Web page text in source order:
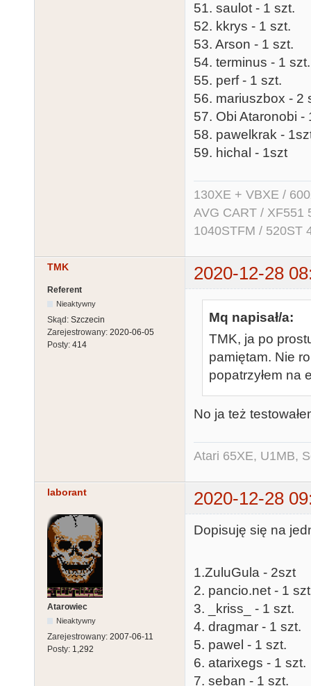
51. saulot - 1 szt.
52. kkrys - 1 szt.
53. Arson - 1 szt.
54. terminus - 1 szt.
55. perf - 1 szt.
56. mariuszbox - 2
57. Obi Ataronobi -
58. pawelkrak -
59. hichal - 1szt
130XE + VBXE /
AVG CART / XF551
1040STFM / 520ST
TMK 2020-12-28
Referent
Nieaktywny
Skąd: Szczecin
Zarejestrowany: 2020-06-05
Posty: 414
Mq napisał/a:
TMK, ja po
pamiętam. Nie
popatrzyłem na
No ja też
Atari 65XE, U1MB,
laborant 2020-12-28
Atarowiec
Nieaktywny
Zarejestrowany: 2007-06-11
Posty: 1,292
Dopisuję się na
1.ZuluGula - 2szt
2. pancio.net - 1
3. _kriss_ - 1 szt.
4. dragmar - 1 szt.
5. pawel - 1 szt.
6. atarixegs - 1 szt.
7. seban - 1 szt.